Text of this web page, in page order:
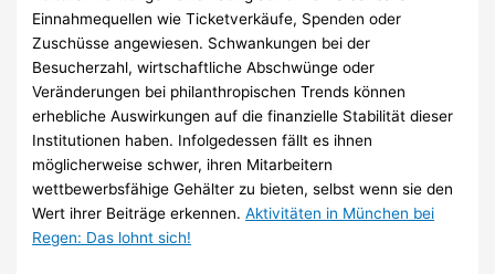
Einnahmequellen wie Ticketverkäufe, Spenden oder
Zuschüsse angewiesen. Schwankungen bei der
Besucherzahl, wirtschaftliche Abschwünge oder
Veränderungen bei philanthropischen Trends können
erhebliche Auswirkungen auf die finanzielle Stabilität dieser
Institutionen haben. Infolgedessen fällt es ihnen
möglicherweise schwer, ihren Mitarbeitern
wettbewerbsfähige Gehälter zu bieten, selbst wenn sie den
Wert ihrer Beiträge erkennen.Aktivitäten in München bei
Regen: Das lohnt sich!